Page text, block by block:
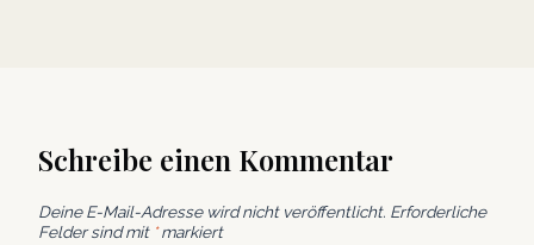
Schreibe einen Kommentar
Deine E-Mail-Adresse wird nicht veröffentlicht. Erforderliche
Felder sind mit *markiert